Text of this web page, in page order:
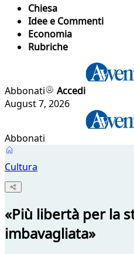
Chiesa
Idee e Commenti
Economia
Rubriche
Abbonati
Accedi
August 7, 2026
Abbonati
Cultura
«Più libertà per la
imbavagliata»